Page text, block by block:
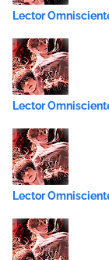
Lector
Lector
Lector